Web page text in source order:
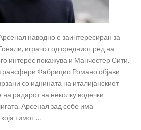
наводно е заинтересиран за
играчот од средниот ред на
интерес покажува и Манчестер Сити.
трансфери Фабрицио Романо објави
со иднината на италијанскиот
на радарот на неколку водечки
Арсенал зад себе има
тимот …